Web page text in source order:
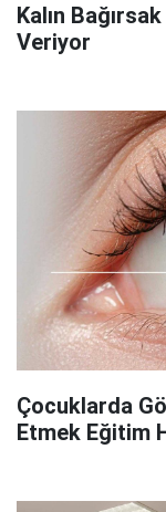
Kalın
Veriyor
Çocuklarda
Etmek Eğitim